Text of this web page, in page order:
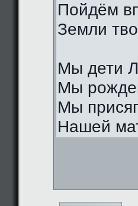
Пойдём
Земли
Мы дети
Мы
Мы
Нашей